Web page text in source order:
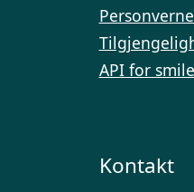
API for
Kontakt